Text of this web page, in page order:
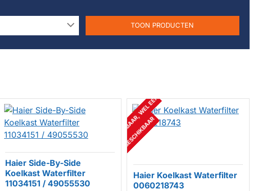
TOON PRODUCTEN
Haier Side-By-Side
Koelkast Waterfilter
11034151 / 49055530
N
I
E
T
M
E
E
R
L
E
V
E
R
B
A
A
R
,
W
E
L
E
E
N
A
L
T
E
R
N
A
T
I
E
F
B
E
S
C
H
I
K
B
A
A
RHaier Koelkast Waterfilter
0060218743